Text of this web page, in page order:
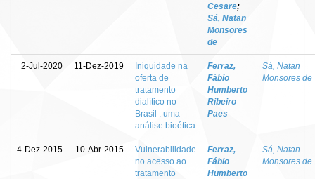
Cesare;
Sá, Natan
Monsores
de
2-Jul-2020 11-Dez-2019
Iniquidade na
oferta de
tratamento
dialítico no
Brasil : uma
análise bioética
Ferraz,
Fábio
Humberto
Ribeiro
Paes
Sá, Natan
Monsores de
4-Dez-2015 10-Abr-2015
Vulnerabilidade
no acesso ao
tratamento
Ferraz,
Fábio
Humberto
Sá, Natan
Monsores de